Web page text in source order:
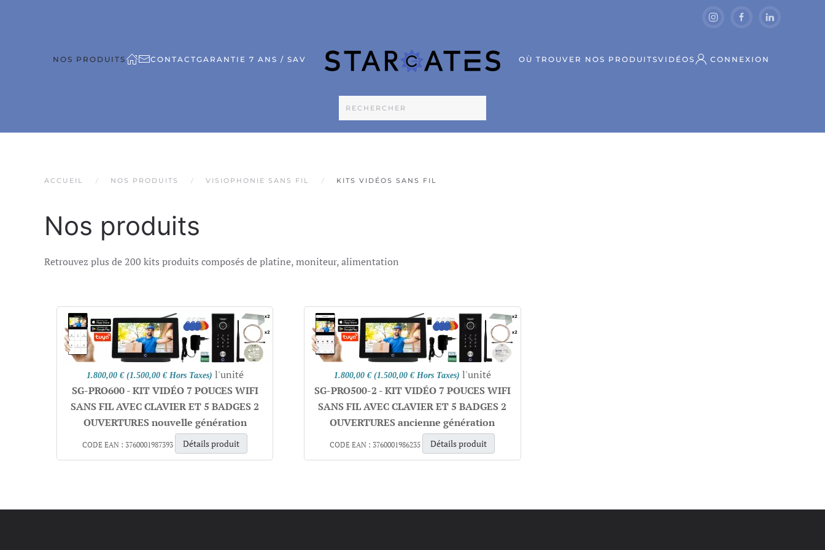
NOS PRODUITS CONTACTGARANTIE 7 ANS / SAV OÙ TROUVER NOS PRODUITSVIDÉOS CONNEXION
ACCUEIL NOS PRODUITS VISIOPHONIE SANS FIL KITS VIDÉOS SANS FIL
Nos produits
Retrouvez plus de 200 kits produits composés de platine, moniteur, alimentation
1.800,00 € (1.500,00 € Hors Taxes) l'unité
SG-PRO600 - KIT VIDÉO 7 POUCES WIFI
SANS FIL AVEC CLAVIER ET 5 BADGES 2
OUVERTURES nouvelle génération
CODE EAN : 3760001987393 Détails produit
1.800,00 € (1.500,00 € Hors Taxes) l'unité
SG-PRO500-2 - KIT VIDÉO 7 POUCES WIFI
SANS FIL AVEC CLAVIER ET 5 BADGES 2
OUVERTURES ancienne génération
CODE EAN : 3760001986235 Détails produit